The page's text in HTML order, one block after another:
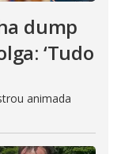
dump
‘Tudo
animada